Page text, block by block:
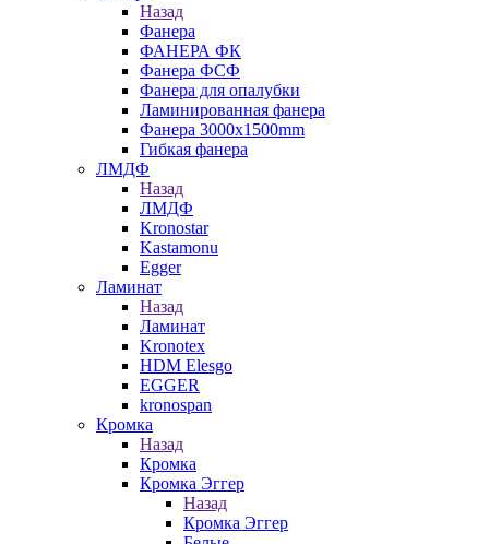
Назад
Фанера
ФАНЕРА ФК
Фанера ФСФ
Фанера для опалубки
Ламинированная фанера
Фанера 3000х1500mm
Гибкая фанера
ЛМДФ
Назад
ЛМДФ
Kronostar
Kastamonu
Egger
Ламинат
Назад
Ламинат
Kronotex
HDM Elesgo
EGGER
kronospan
Кромка
Назад
Кромка
Кромка Эггер
Назад
Кромка Эггер